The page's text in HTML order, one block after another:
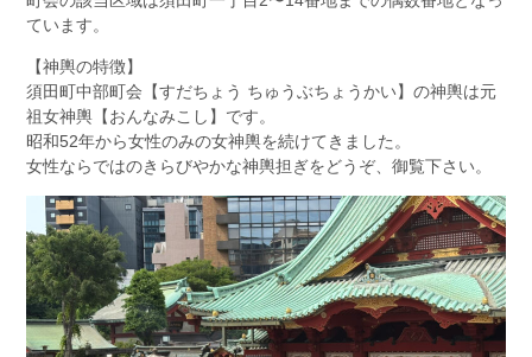
ています。
【神輿の特徴】
須田町中部町会【すだちょう ちゅうぶちょうかい】の神輿は元
祖女神輿【おんなみこし】です。
昭和52年から女性のみの女神輿を続けてきました。
女性ならではのきらびやかな神輿担ぎをどうぞ、御覧下さい。